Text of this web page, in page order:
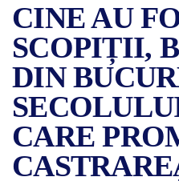
CINE AU
SCOPIȚII,
DIN
CARE